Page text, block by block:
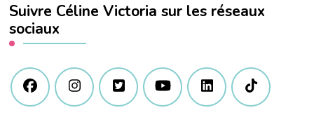
?
Suivre Céline Victoria sur les réseaux
sociaux